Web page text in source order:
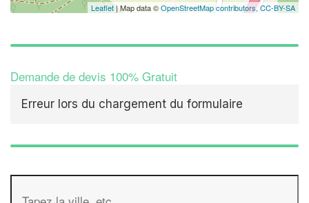
Leaflet | Map data ©OpenStreetMap contributors,CC-BY-SA
Demande de devis 100% Gratuit
Erreur lors du chargement du formulaire